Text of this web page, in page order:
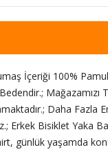
İçeriği 100%
Mağazamızı
Daha Fazla
Erkek Bisiklet Yaka
günlük yaşamda